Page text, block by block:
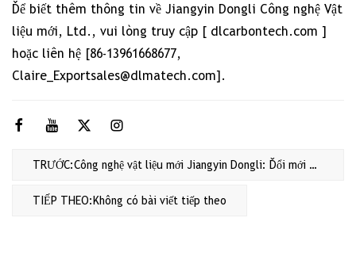
Để biết thêm thông tin về Jiangyin Dongli Công nghệ Vật
liệu mới, Ltd., vui lòng truy cập [ dlcarbontech.com ]
hoặc liên hệ [86-13961668677,
Claire_Exportsales@dlmatech.com].
TRƯỚC:Công nghệ vật liệu mới Jiangyin Dongli: Đổi mới để bảo vệ "Áo giáp đen" trên trường ROBOCON
TIẾP THEO:Không có bài viết tiếp theo